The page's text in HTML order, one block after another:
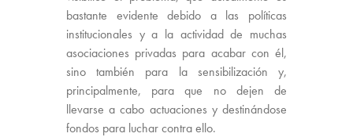
bastante evidente debido a las políticas
institucionales y a la actividad de muchas
asociaciones privadas para acabar con él,
sino también para la sensibilización y,
principalmente, para que no dejen de
llevarse a cabo actuaciones y destinándose
fondos para luchar contra ello.